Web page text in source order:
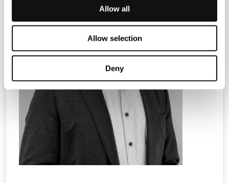
Allow all
Allow selection
Deny